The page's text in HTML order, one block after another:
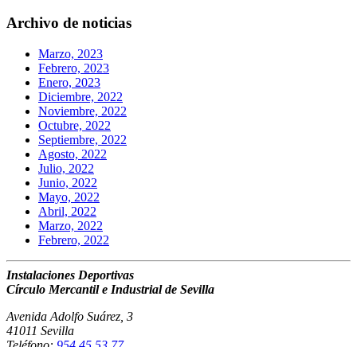
Archivo de noticias
Marzo, 2023
Febrero, 2023
Enero, 2023
Diciembre, 2022
Noviembre, 2022
Octubre, 2022
Septiembre, 2022
Agosto, 2022
Julio, 2022
Junio, 2022
Mayo, 2022
Abril, 2022
Marzo, 2022
Febrero, 2022
Instalaciones Deportivas
Círculo Mercantil e Industrial de Sevilla
Avenida Adolfo Suárez, 3
41011 Sevilla